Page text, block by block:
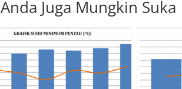
Anda Juga Mungkin Suka